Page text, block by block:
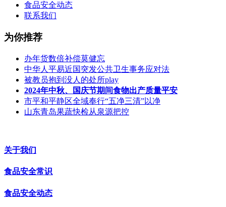
食品安全动态
联系我们
为你推荐
办年货数倍补偿莫健忘
中华人平易近国突发公共卫生事务应对法
被教员抱到没人的处所play
2024年中秋、国庆节期间食物出产质量平安
市平和平静区全域奉行“五净三清”以净
山东青岛果蔬快检从泉源把控
关于我们
食品安全常识
食品安全动态